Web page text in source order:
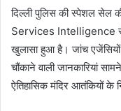
दिल्ली पुलिस की स्पेशल सेल
Services Intelligence से
खुलासा हुआ है। जांच
चौंकाने वाली जानकारियां
ऐतिहासिक मंदिर आतंकियों के